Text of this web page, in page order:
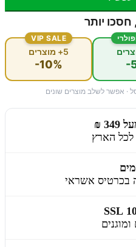
חסכו יותר
-
VIP SALE
5+ מוצרים
-10%
· אפשר לשלב מוצרים שונים
₪
בכרטיס אשראי